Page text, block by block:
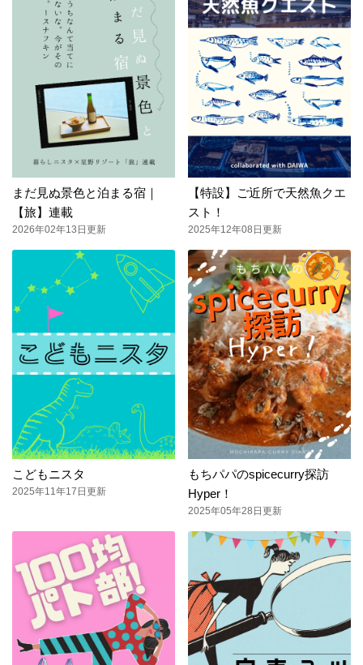
まだ見ぬ景色と泊まる宿｜
【旅】連載
2026年02年13日更新
【特設】ご近所で天然魚クエ
スト！
2025年12年08日更新
こどもニスタ
2025年11年17日更新
もちパパのspicecurry探訪
Hyper！
2025年05年28日更新